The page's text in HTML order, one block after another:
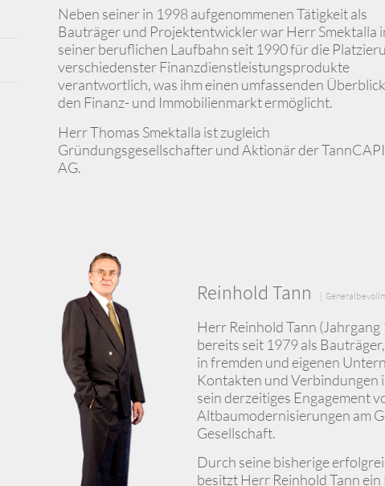
Neben seiner in 1998 aufgenommenen Tätigkeit als
Bauträger und Projektentwickler war Herr Smektalla
seiner beruflichen Laufbahn seit 1990 für die
verschiedenster Finanzdienstleistungsprodukte
verantwortlich, was ihm einen umfassenden
den Finanz- und Immobilienmarkt ermöglicht.
Herr Thomas Smektalla ist zugleich
Gründungsgesellschafter und Aktionär der
AG.
Reinhold Tann |
Herr Reinhold Tann
bereits seit 1979 als
in fremden und eigenen
Kontakten und Verbindungen
sein derzeitiges Engagement
Altbaumodernisierungen am
Gesellschaft.
Durch seine bisherige
besitzt Herr Reinhold Tann